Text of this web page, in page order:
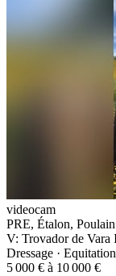
videocam
PRE, Étalon,
V: Trovador de
Dressage ·
5 000 € à 10 000 €